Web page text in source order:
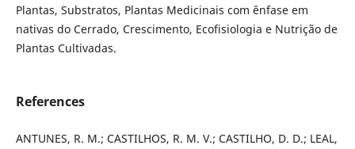
Plantas, Substratos, Plantas Medicinais com ênfase em
nativas do Cerrado, Crescimento, Ecofisiologia e Nutrição de
Plantas Cultivadas.
References
ANTUNES, R. M.; CASTILHOS, R. M. V.; CASTILHO, D. D.; LEAL,